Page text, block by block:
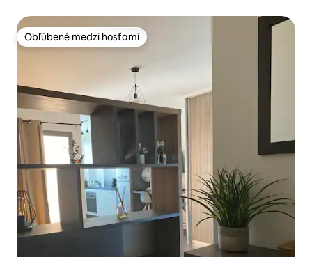
Obľúbené medzi hosťami
Obľúbené medzi hosťami